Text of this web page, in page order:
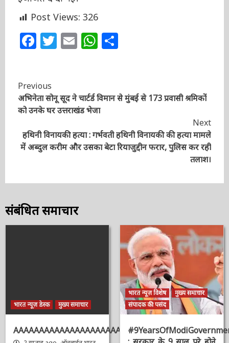
हस्तक्षेप के बाद समूह को प्रवेश की इजाजत दे दी गई।
Post Views: 326
Facebook
Twitter
EmailWhatsApp
Continue
Reading
Previous
अभिनेता सोनू सूद ने चार्टर्ड विमान से मुंबई से 173 प्रवासी
श्रमिकों को उनके घर उत्तराखंड भेजा
Next
हथिनी विनायकी हत्या : गर्भवती हथिनी विनायकी की हत्या
मामले में अब्दुल करीम और उसका बेटा रियाजुद्दीन फरार,
पुलिस कर रही तलाश।
संबंधित समाचार
भारत न्यूज़ डेस्क मुख्य समाचार
AAAAAAAAAAAAAAAAAAAAAAAAAAAAAAAAA
भारत न्यूज़ विशेष
मुख्य समाचार
संपादक की पसंद